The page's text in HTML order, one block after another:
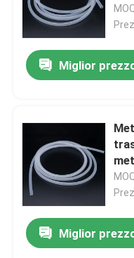
Miglior
del
Miglior